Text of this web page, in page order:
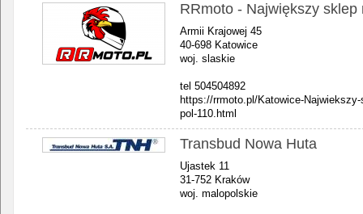
RRmoto - Największy sklep
Armii Krajowej 45
40-698 Katowice
woj. slaskie
tel 504504892
https://rrmoto.pl/Katowice-
pol-110.html
Transbud Nowa Huta
Ujastek 11
31-752 Kraków
woj. malopolskie